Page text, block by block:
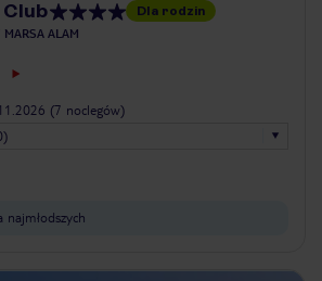
Dla rodzin
MARSA ALAM
(7 noclegów)